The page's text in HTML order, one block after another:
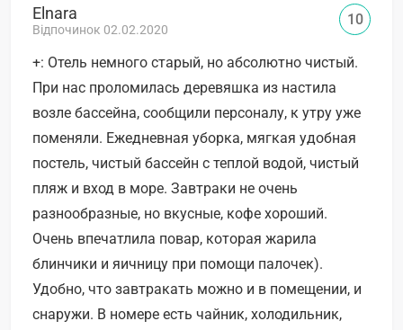
Elnara
Відпочинок 02.02.2020
+: Отель немного старый, но абсолютно чистый.
При нас проломилась деревяшка из настила
возле бассейна, сообщили персоналу, к утру уже
поменяли. Ежедневная уборка, мягкая удобная
постель, чистый бассейн с теплой водой, чистый
пляж и вход в море. Завтраки не очень
разнообразные, но вкусные, кофе хороший.
Очень впечатлила повар, которая жарила
блинчики и яичницу при помощи палочек).
Удобно, что завтракать можно и в помещении, и
снаружи. В номере есть чайник, холодильник,
10